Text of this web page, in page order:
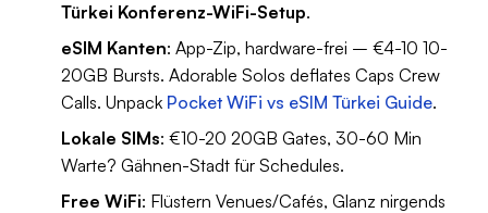
Türkei Konferenz-WiFi-Setup.
eSIM Kanten: App-Zip, hardware-frei – €4-10 10-
20GB Bursts. Adorable Solos deflates Caps Crew
Calls. Unpack Pocket WiFi vs eSIM Türkei Guide.
Lokale SIMs: €10-20 20GB Gates, 30-60 Min
Warte? Gähnen-Stadt für Schedules.
Free WiFi: Flüstern Venues/Cafés, Glanz nirgends